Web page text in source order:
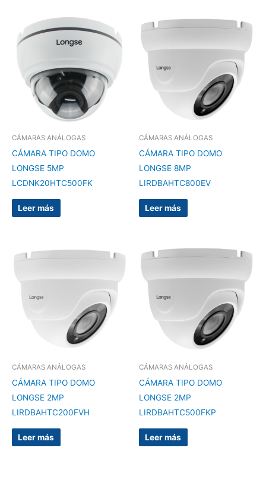
CÁMARAS ANÁLOGAS
CÁMARA TIPO DOMO
LONGSE 5MP
LCDNK20HTC500FK
Leer más
CÁMARAS ANÁLOGAS
CÁMARA TIPO DOMO
LONGSE 8MP
LIRDBAHTC800EV
Leer más
CÁMARAS ANÁLOGAS
CÁMARA TIPO DOMO
LONGSE 2MP
LIRDBAHTC200FVH
Leer más
CÁMARAS ANÁLOGAS
CÁMARA TIPO DOMO
LONGSE 2MP
LIRDBAHTC500FKP
Leer más